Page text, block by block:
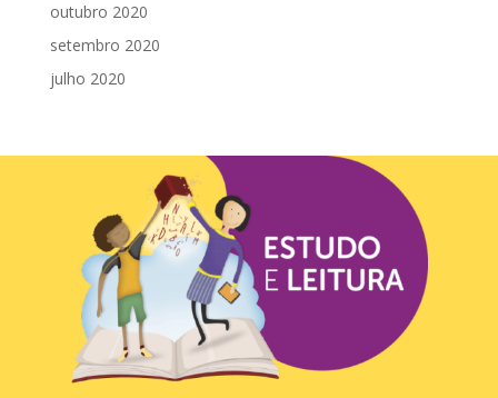
outubro 2020
setembro 2020
julho 2020